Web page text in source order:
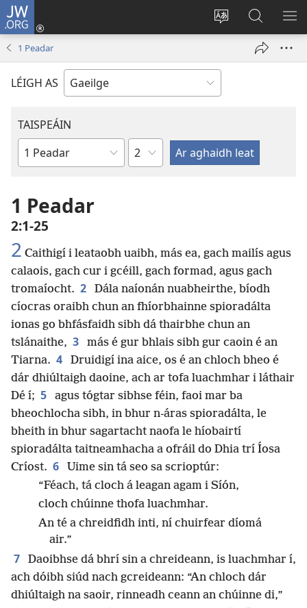
JW.ORG
Athraigh
láithreáin
Logáil
Isteach
window)
ar
JW.ORG
1 Peadar
LÉIGH AS
TAISPEÁIN
Leabhar
Chapter
1 Peadar
2:1-25
2 Caithigí i leataobh uaibh, más ea, gach mailís agus
calaois, gach cur i gcéill, gach formad, agus gach
tromaíocht. 2
Dála naíonán nuabheirthe, bíodh
cíocras oraibh chun an fhíorbhainne spioradálta
ionas go bhfásfaidh sibh dá thairbhe chun an
tslánaithe, 3
más é gur bhlais sibh gur caoin é an
Tiarna. 4
Druidigí ina aice, os é an chloch bheo é
dár dhiúltaigh daoine, ach ar tofa luachmhar i láthair
Dé í; 5
agus tógtar sibhse féin, faoi mar ba
bheochlocha sibh, in bhur n-áras spioradálta, le
bheith in bhur sagartacht naofa le híobairtí
spioradálta taitneamhacha a ofráil do Dhia trí Íosa
Críost. 6
Uime sin tá seo sa scrioptúr:
“Féach, tá cloch á leagan agam i Síón,
cloch chúinne thofa luachmhar.
An té a chreidfidh inti, ní chuirfear díomá
air.”
7
Daoibhse dá bhrí sin a chreideann, is luachmhar í,
ach dóibh siúd nach gcreideann: “An chloch dár
dhiúltaigh na saoir, rinneadh ceann an chúinne di,”